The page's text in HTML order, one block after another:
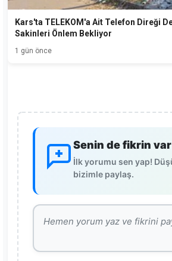
Kars'ta TELEKOM'a Ait Telefon Direği
Sakinleri Önlem Bekliyor
1 gün önce
Senin de fikrin var
İlk yorumu sen yap!
bizimle paylaş.